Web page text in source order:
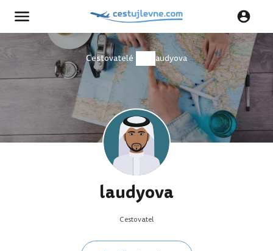
Cestovatelé laudyova
laudyova
Cestovatel